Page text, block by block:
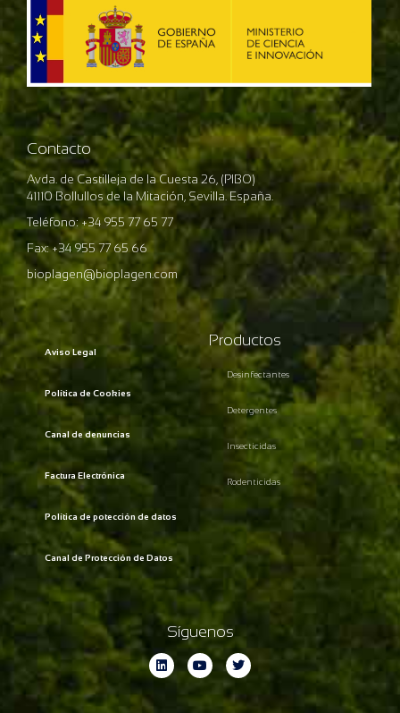
Contacto
Avda. de Castilleja de la Cuesta 26, (PIBO)
41110 Bollullos de la Mitación, Sevilla. España.
Teléfono: +34 955 77 65 77
Fax: +34 955 77 65 66
bioplagen@bioplagen.com
Aviso Legal
Política de Cookies
Canal de denuncias
Factura Electrónica
Política de potección de datos
Canal de Protección de Datos
Productos
Desinfectantes
Detergentes
Insecticidas
Rodenticidas
Síguenos